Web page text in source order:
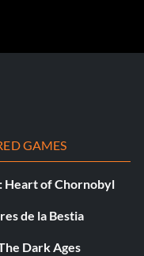
GAMES
Heart of Chornobyl
de la Bestia
Dark Ages